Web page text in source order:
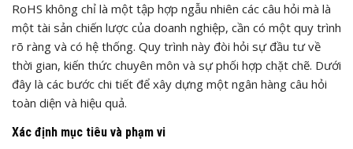
RoHS không chỉ là một tập hợp ngẫu nhiên các câu hỏi mà là
một tài sản chiến lược của doanh nghiệp, cần có một quy trình
rõ ràng và có hệ thống. Quy trình này đòi hỏi sự đầu tư về
thời gian, kiến thức chuyên môn và sự phối hợp chặt chẽ. Dưới
đây là các bước chi tiết để xây dựng một ngân hàng câu hỏi
toàn diện và hiệu quả.
Xác định mục tiêu và phạm vi